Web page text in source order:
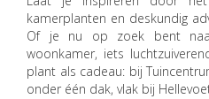
kamerplanten en deskundig
Of je nu op zoek bent
woonkamer, iets
plant als cadeau: bij
onder één dak, vlak bij